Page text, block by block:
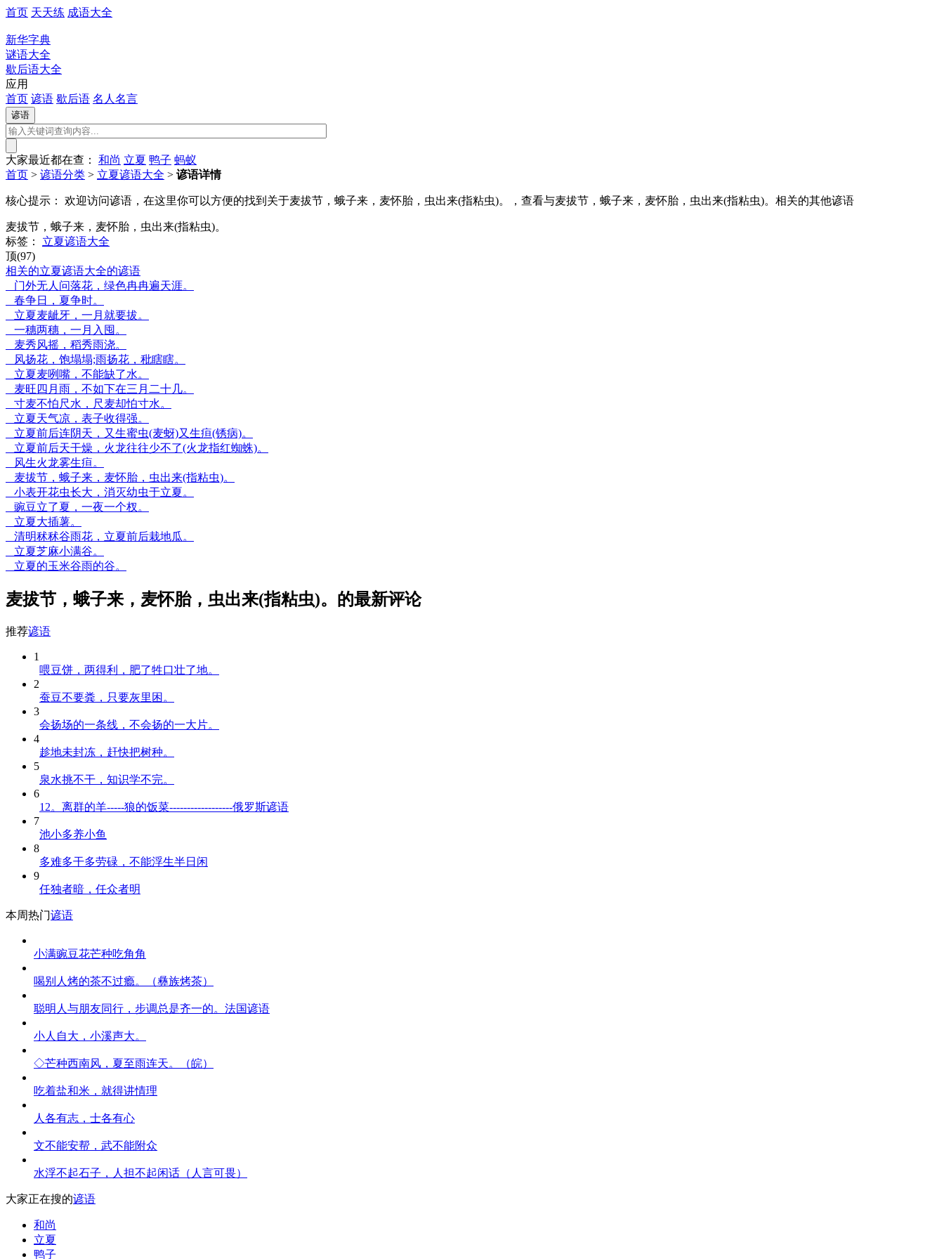
首页 天天练 成语大全
新华字典
谜语大全
歇后语大全
应用
首页 谚语 歇后语 名人名言
大家最近都在查： 和尚 立夏 鸭子 蚂蚁
首页 > 谚语分类 > 立夏谚语大全 > 谚语详情
核心提示： 欢迎访问谚语，在这里你可以方便的找到关于麦拔节，蛾子来，麦怀胎，虫出来(指粘虫)。，查看与麦拔节，蛾子来，麦怀胎，虫出来(指粘虫)。相关的其他谚语
麦拔节，蛾子来，麦怀胎，虫出来(指粘虫)。
标签：
立夏谚语大全
顶(97)
相关的立夏谚语大全的谚语
门外无人问落花，绿色冉冉遍天涯。
春争日，夏争时。
立夏麦龇牙，一月就要拔。
一穗两穗，一月入囤。
麦秀风摇，稻秀雨浇。
风扬花，饱塌塌;雨扬花，秕瞎瞎。
立夏麦咧嘴，不能缺了水。
麦旺四月雨，不如下在三月二十几。
寸麦不怕尺水，尺麦却怕寸水。
立夏天气凉，表子收得强。
立夏前后连阴天，又生蜜虫(麦蚜)又生疸(锈病)。
立夏前后天干燥，火龙往往少不了(火龙指红蜘蛛)。
风生火龙雾生疸。
麦拔节，蛾子来，麦怀胎，虫出来(指粘虫)。
小表开花虫长大，消灭幼虫于立夏。
豌豆立了夏，一夜一个杈。
立夏大插薯。
清明秫秫谷雨花，立夏前后栽地瓜。
立夏芝麻小满谷。
立夏的玉米谷雨的谷。
麦拔节，蛾子来，麦怀胎，虫出来(指粘虫)。的最新评论
推荐谚语
1
喂豆饼，两得利，肥了牲口壮了地。
2
蚕豆不要粪，只要灰里困。
3
会扬场的一条线，不会扬的一大片。
4
趁地未封冻，赶快把树种。
5
泉水挑不干，知识学不完。
6
12。离群的羊-----狼的饭菜------------------俄罗斯谚语
7
池小多养小鱼
8
多难多干多劳碌，不能浮生半日闲
9
任独者暗，任众者明
本周热门谚语
小满豌豆花芒种吃角角
喝别人烤的茶不过瘾。（彝族烤茶）
聪明人与朋友同行，步调总是齐一的。法国谚语
小人自大，小溪声大。
◇芒种西南风，夏至雨连天。（皖）
吃着盐和米，就得讲情理
人各有志，士各有心
文不能安帮，武不能附众
水浮不起石子，人担不起闲话（人言可畏）
大家正在搜的谚语
和尚
立夏
鸭子